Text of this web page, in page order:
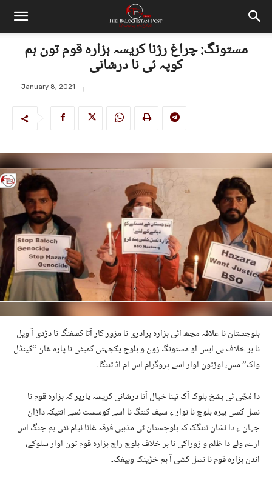
مستونگ: چراغ رژنا کریسہ ہزارہ قوم تون ہم
کوپہ ئی نا درشانی
January 8, 2021
بلوچستان نا علاقہ مچھ اٹی ہزارہ برادری نا مزور کار آتا کسفنگ نا دڑدی آ ویل
نا بر خلاف بی ایس او مستونگ زون و بلوچ یکجہتی کمیٹی نا پارہ غان “کینڈل
واک” مس، اوڑتون اوار اسے پروگرام اس ام اڈ تننگا۔
دا مُچّی ٹی بشخ ہلوک آک تینا خیال آتا درشانی کریسہ پاریر کہ ہزارہ قوم نا
نسل کشی بیرہ بلوچ نا توار ءِ شیف کننگ نا اسے کوشست ئسے انتیکہ داڑان
جہان ءِ دا نشان تننگک کہ بلوچستان ٹی مذہبی فرقہ غاتا نیام ئٹی ہم جنگ اس
ارے، ولے دا ظلم و زوراکی نا بر خلاف بلوچ راج ہزارہ قوم تون اوار سلوکے،
اندن ہزارہ قوم نا نسل کشی آ ہم خڑینک وہیفک۔